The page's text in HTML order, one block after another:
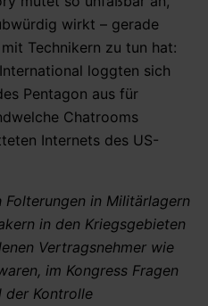
wirkt – gerade
Technikern zu tun hat:
loggten sich
Pentagon aus für
Chatrooms
Internets des US-
in Militärlagern
in den Kriegsgebieten
Vertragsnehmer wie
im Kongress Fragen
der Kontrolle